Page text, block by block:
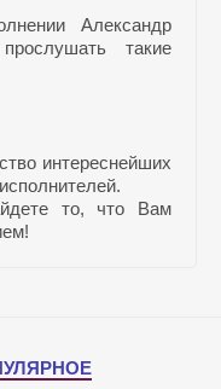
Александр
такие
интереснейших
то, что Вам